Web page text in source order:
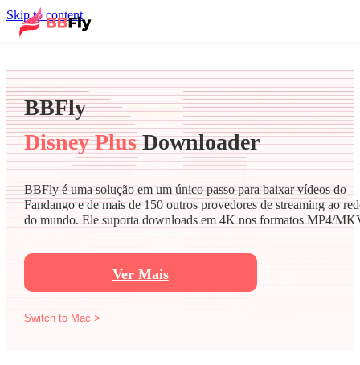
Skip to content
BBFly
Disney PlusDownloader
BBFly é uma solução em um único passo para baixar vídeos do
Fandango e de mais de 150 outros provedores de streaming ao
do mundo. Ele suporta downloads em 4K nos formatos MP4/
Ver Mais
Switch to Mac >